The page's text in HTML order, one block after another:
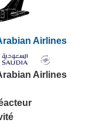
Airlines
Airlines